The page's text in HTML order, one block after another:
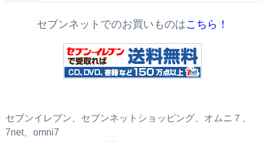
セブンネットでのお買いものはこちら！
セブンイレブン、セブンネットショッピング、オムニ７、
7net、omni7